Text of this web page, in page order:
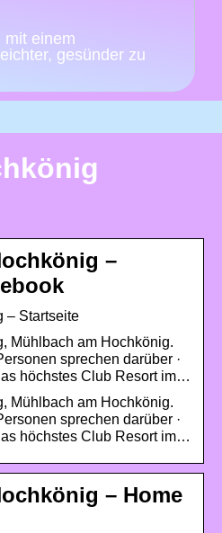
mit einem
gesünder zu
–
– Startseite
Mühlbach am Hochkönig.
sprechen darüber ·
höchstes Club Resort im…
Mühlbach am Hochkönig.
sprechen darüber ·
höchstes Club Resort im…
– Home